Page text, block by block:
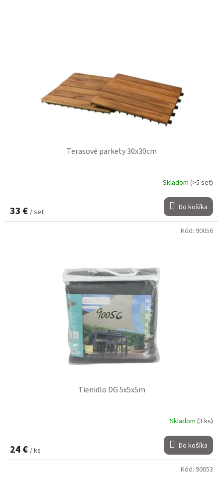
Terasové parkety 30x30cm
Skladom (>5 set)
33 € / set Do košíka
Tienidlo DG 5x5x5m
Skladom (3 ks)
24 € / ks Do košíka
Kód: 90056
Kód: 90053